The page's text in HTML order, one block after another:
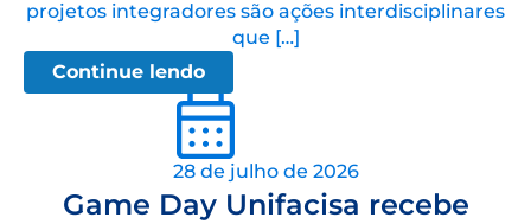
projetos integradores são ações interdisciplinares
que […]
Continue lendo
28 de julho de 2026
Game Day Unifacisa recebe